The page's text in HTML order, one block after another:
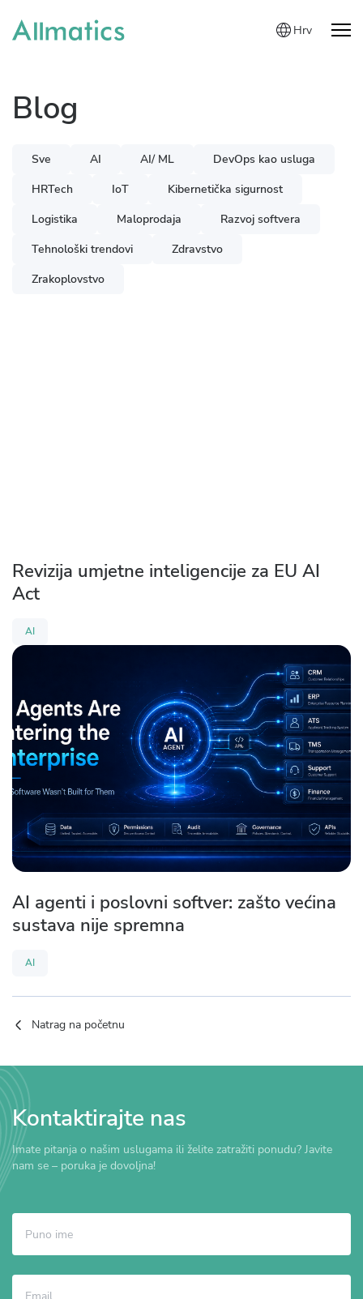
Hrv
Blog
Sve AI AI/ ML
DevOps kao usluga
HRTech
IoT
Kibernetička sigurnost
Logistika
Maloprodaja
Razvoj softvera
Tehnološki trendovi
Zdravstvo
Zrakoplovstvo
Revizija umjetne inteligencije za EU AI
Act
AI
AI agenti i poslovni softver: zašto većina
sustava nije spremna
AI
Natrag na početnu
Kontaktirajte nas
Imate pitanja o našim uslugama ili želite zatražiti ponudu? Javite
nam se – poruka je dovoljna!